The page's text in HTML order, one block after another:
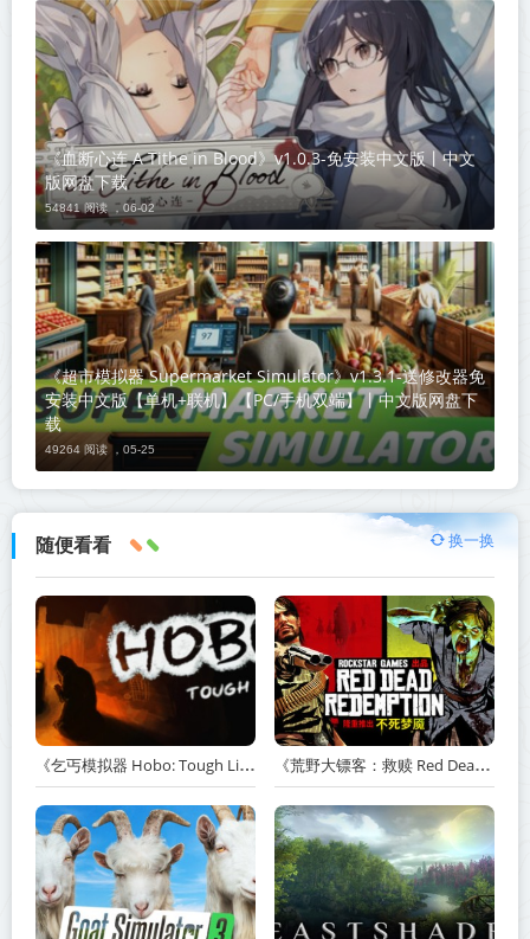
《血断心连 A Tithe in Blood》v1.0.3-免安装中文版丨中文
版网盘下载
54841 阅读 ， 06-02
《超市模拟器 Supermarket Simulator》v1.3.1-送修改器免
安装中文版【单机+联机】【PC/手机双端】丨中文版网盘下
载
49264 阅读 ， 05-25
随便看看 换一换
《乞丐模拟器 Hobo: Tough Life》v1.20.010-赠原声带+解锁全人物满级通关存档+多项修改器【单机+联机】丨中文版网盘下载 《荒野大镖客：救赎 Red Dead Redemption》v1.0.42.46611-送修改器丨中文版网盘下载